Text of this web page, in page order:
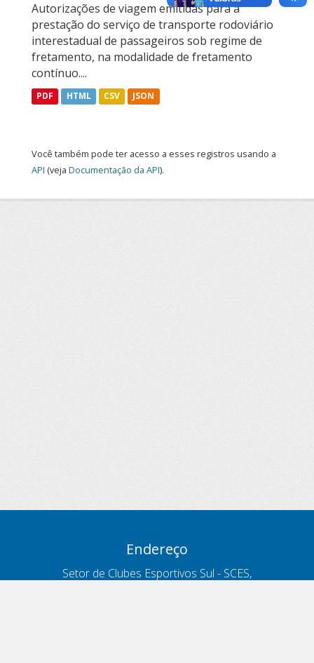
Autorizações de viagem emitidas para a
prestação do serviço de transporte rodoviário
interestadual de passageiros sob regime de
fretamento, na modalidade de fretamento
contínuo....
PDF HTML CSV JSON
Você também pode ter acesso a esses registros usando a
API (veja Documentação da API).
Endereço
Setor de Clubes Esportivos Sul - SCES,